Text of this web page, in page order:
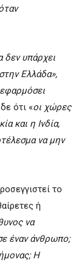
δεν υπάρχει
Ελλάδα»,
ότι «οι χώρες
και η Ινδία,
να μην
το
ή
να
έναν άνθρωπο;
Η